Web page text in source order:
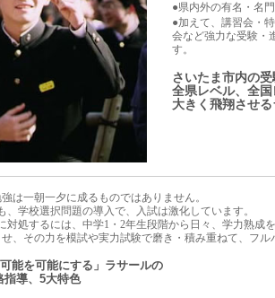
●県内外の有名・名
●加えて、講習会・
会など強力な受験・
す。
さいたま市内の
全県レベル、全
大きく飛翔させ
は一朝一夕に成るものではありません。
、学校選択問題の導入で、入試は激化しています。
対処するには、中学1・2年生段階から日々、学力熟
せ、その力を模試や実力試験で磨き・積み重ねて、フ
能を可能にする」ラサールの
導、5大特色